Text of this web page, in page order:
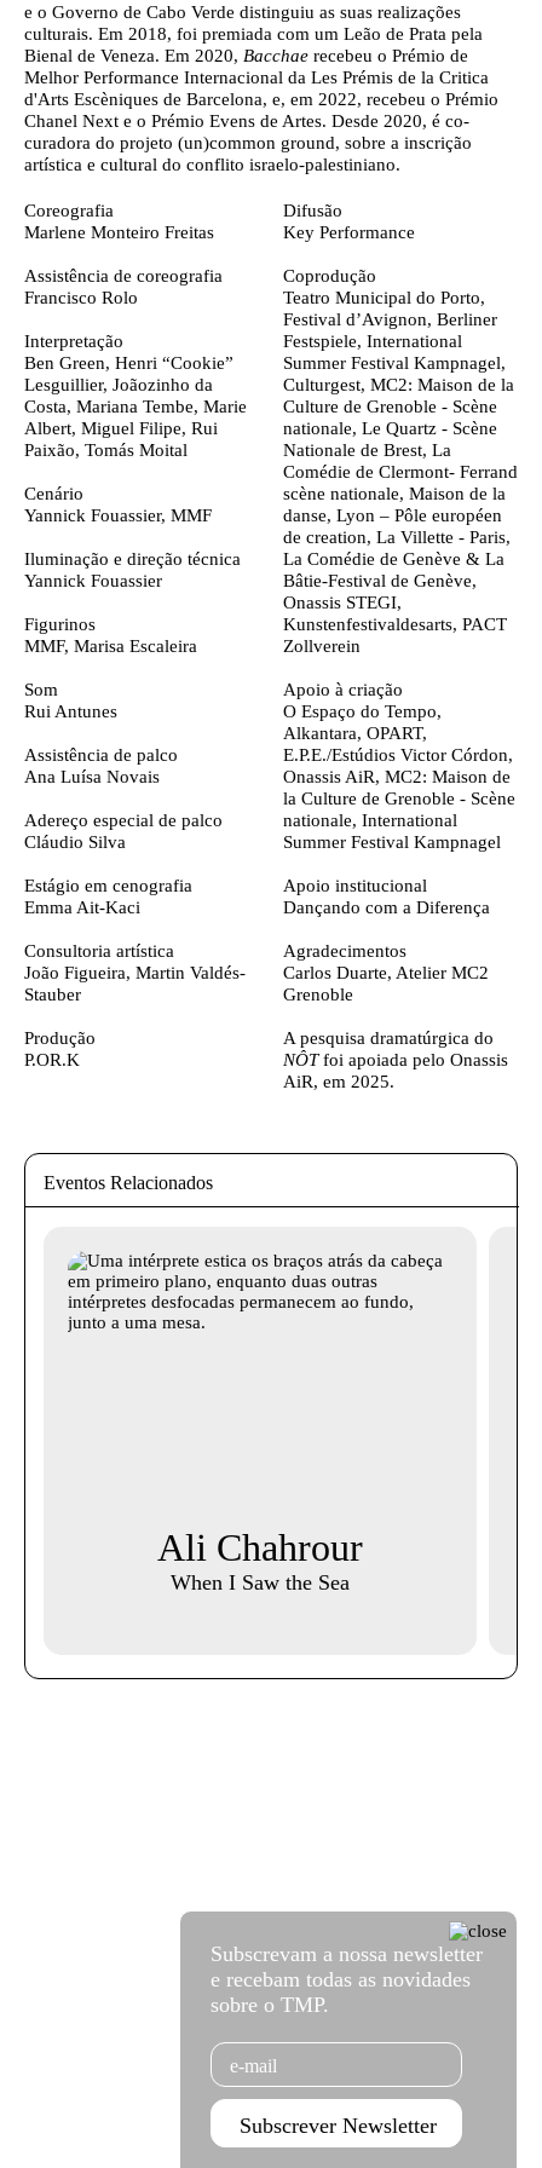
e o Governo de Cabo Verde distinguiu as suas realizações
culturais. Em 2018, foi premiada com um Leão de Prata pela
Bienal de Veneza. Em 2020, Bacchae recebeu o Prémio de
Melhor Performance Internacional da Les Prémis de la Critica
d'Arts Escèniques de Barcelona, e, em 2022, recebeu o Prémio
Chanel Next e o Prémio Evens de Artes. Desde 2020, é co-
curadora do projeto (un)common ground, sobre a inscrição
artística e cultural do conflito israelo-palestiniano.
Coreografia
Marlene Monteiro Freitas
Assistência de coreografia
Francisco Rolo
Interpretação
Ben Green, Henri “Cookie”
Lesguillier, Joãozinho da
Costa, Mariana Tembe, Marie
Albert, Miguel Filipe, Rui
Paixão, Tomás Moital
Cenário
Yannick Fouassier, MMF
Iluminação e direção técnica
Yannick Fouassier
Figurinos
MMF, Marisa Escaleira
Som
Rui Antunes
Assistência de palco
Ana Luísa Novais
Adereço especial de palco
Cláudio Silva
Estágio em cenografia
Emma Ait-Kaci
Consultoria artística
João Figueira, Martin Valdés-
Stauber
Produção
P.OR.K
Difusão
Key Performance
Coprodução
Teatro Municipal do Porto,
Festival d’Avignon, Berliner
Festspiele, International
Summer Festival Kampnagel,
Culturgest, MC2: Maison de la
Culture de Grenoble - Scène
nationale, Le Quartz - Scène
Nationale de Brest, La
Comédie de Clermont- Ferrand
scène nationale, Maison de la
danse, Lyon – Pôle européen
de creation, La Villette - Paris,
La Comédie de Genève & La
Bâtie-Festival de Genève,
Onassis STEGI,
Kunstenfestivaldesarts, PACT
Zollverein
Apoio à criação
O Espaço do Tempo,
Alkantara, OPART,
E.P.E./Estúdios Victor Córdon,
Onassis AiR, MC2: Maison de
la Culture de Grenoble - Scène
nationale, International
Summer Festival Kampnagel
Apoio institucional
Dançando com a Diferença
Agradecimentos
Carlos Duarte, Atelier MC2
Grenoble
A pesquisa dramatúrgica do
NÔTfoi apoiada pelo Onassis
AiR, em 2025.
Eventos Relacionados
Ali Chahrour
When I Saw the Sea
Subscrevam a nossa newsletter
e recebam todas as novidades
sobre o TMP.
Email
Subscrever Newsletter